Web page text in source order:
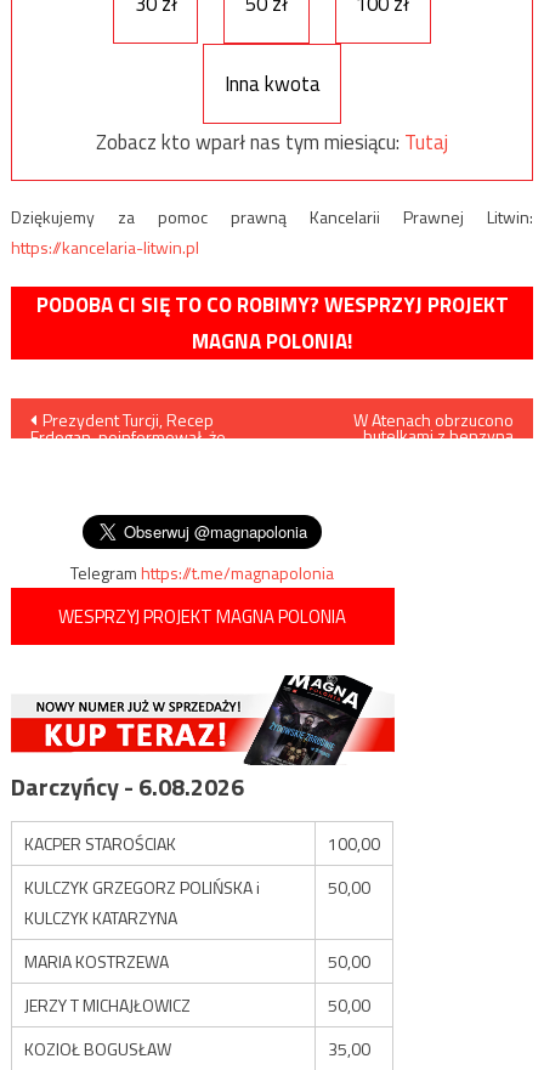
Inna kwota
Zobacz kto wparł nas tym miesiącu: Tutaj
Dziękujemy za pomoc prawną Kancelarii Prawnej Litwin:
https://kancelaria-litwin.pl
PODOBA CI SIĘ TO CO ROBIMY? WESPRZYJ PROJEKT
MAGNA POLONIA!
Nawigacja
Prezydent Turcji, Recep
Erdogan, poinformował, że
W Atenach obrzucono
butelkami z benzyną
Telegramhttps://t.me/magnapolonia
WESPRZYJ PROJEKT MAGNA POLONIA
Darczyńcy - 6.08.2026
KACPER STAROŚCIAK
100,00
KULCZYK GRZEGORZ POLIŃSKA i
KULCZYK KATARZYNA
50,00
MARIA KOSTRZEWA
50,00
JERZY T MICHAJŁOWICZ
50,00
KOZIOŁ BOGUSŁAW
35,00